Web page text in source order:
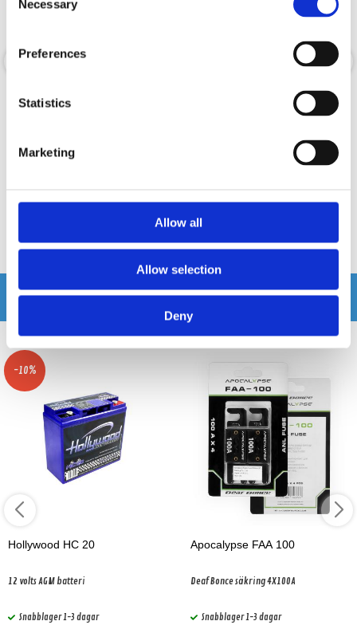
Selection
Necessary
Preferences
Statistics
Marketing
Allow all
Allow selection
Deny
Avatar ABR-150.2
Ohm
1995 kr
Andra köpte även
-10%
Hollywood HC 20
12 volts AGM batteri
Snabblager 1-3 dagar
Apocalypse FAA 100
Deaf Bonce säkring 4X100A
Snabblager 1-3 dagar